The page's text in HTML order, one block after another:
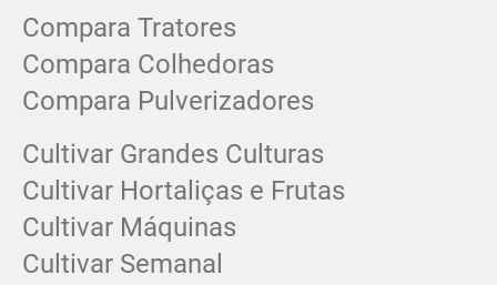
Compara Tratores
Compara Colhedoras
Compara Pulverizadores
Cultivar Grandes Culturas
Cultivar Hortaliças e Frutas
Cultivar Máquinas
Cultivar Semanal